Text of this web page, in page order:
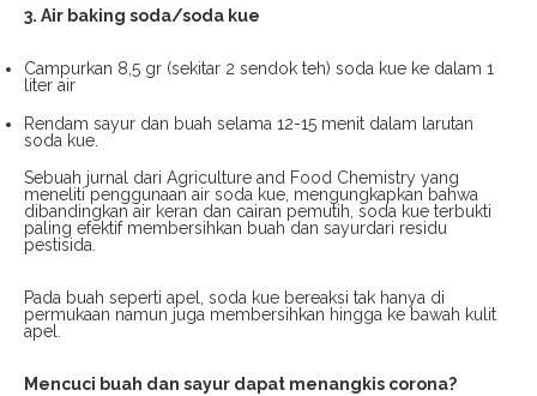
3. Air baking soda/soda kue
Campurkan 8,5 gr (sekitar 2 sendok teh) soda kue ke dalam 1
liter air
Rendam sayur dan buah selama 12-15 menit dalam larutan
soda kue.
Sebuah jurnal dari Agriculture and Food Chemistry yang
meneliti penggunaan air soda kue, mengungkapkan bahwa
dibandingkan air keran dan cairan pemutih, soda kue terbukti
paling efektif membersihkan buah dan sayurdari residu
pestisida.
Pada buah seperti apel, soda kue bereaksi tak hanya di
permukaan namun juga membersihkan hingga ke bawah kulit
apel.
Mencuci buah dan sayur dapat menangkis corona?